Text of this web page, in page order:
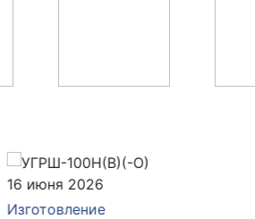
16 июня 2026
Изготовление